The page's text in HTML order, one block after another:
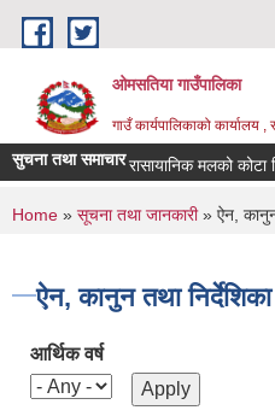
Skip to main content
ओमसतिया गाउँपालिका
गाउँ कार्यपालिकाको कार्यालय ,
सुचना तथा समाचाररासायानिक मलको कोटा
You are here
Home » सूचना तथा जानकारी» ऐन, कानुन
ऐन, कानुन तथा निर्देशिका
आर्थिक वर्ष